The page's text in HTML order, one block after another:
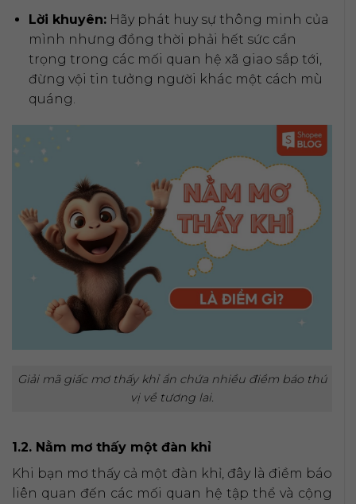
Lời khuyên:Hãy phát huy sự thông minh của
mình nhưng đồng thời phải hết sức cẩn
trọng trong các mối quan hệ xã giao sắp tới,
đừng vội tin tưởng người khác một cách mù
quáng.
Giải mã giấc mơ thấy khỉ ẩn chứa nhiều điềm báo thú
vị về tương lai.
1.2. Nằm mơ thấy một đàn khỉ
Khi bạn mơ thấy cả một đàn khỉ, đây là điềm báo
liên quan đến các mối quan hệ tập thể và cộng